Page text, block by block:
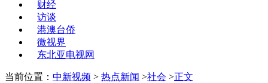
财经
访谈
港澳台侨
微视界
东北亚电视网
当前位置： 中新视频 > 热点新闻 >社会 >正文